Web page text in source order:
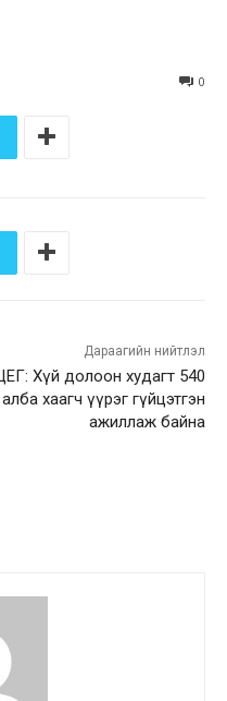
0
Дараагийн нийтлэл
Хүй долоон худагт 540
алба хаагч үүрэг гүйцэтгэн
ажиллаж байна